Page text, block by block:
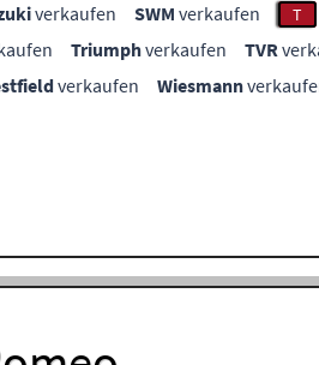
verkaufen SWM verkaufen T
Triumphverkaufen TVR
verkaufen Wiesmann